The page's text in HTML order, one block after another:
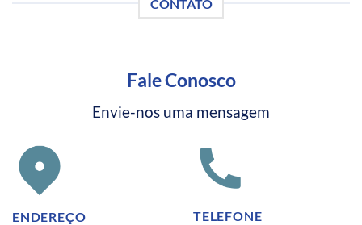
CONTATO
Fale Conosco
Envie-nos uma mensagem
ENDEREÇO
TELEFONE